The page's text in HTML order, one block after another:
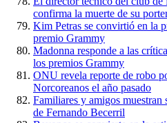
confirma la muerte de su
Kim Petras se convirtió en la
premio Grammy
Madonna responde a las
los premios Grammy
ONU revela reporte de robo
Norcoreanos el año pasado
Familiares y amigos muestran
de Fernando Becerril